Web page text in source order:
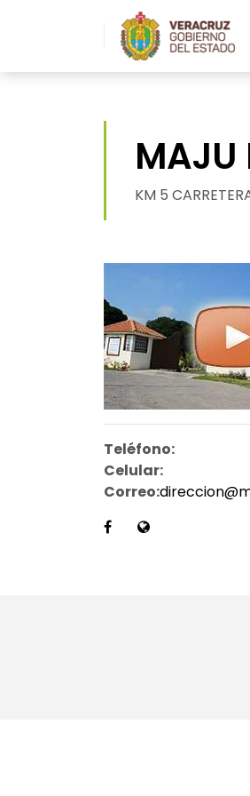
MAJU
KM 5
Teléfono:
Celular:
Correo: